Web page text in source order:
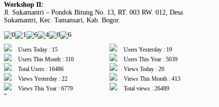
Workshop II:
Jl. Sukamantri – Pondok Bitung No. 13, RT. 003 RW. 012, Desa
Sukamantri, Kec. Tamansari, Kab. Bogor.
Users Today : 15
Users Yesterday : 19
Users This Month : 310
Users This Year : 5039
Total Users : 16486
Views Today : 20
Views Yesterday : 22
Views This Month : 413
Views This Year : 6779
Total views : 26489
“